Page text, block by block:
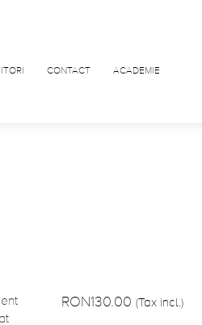
CONTACT ACADEMIE
RON130.00 (Tax incl.)